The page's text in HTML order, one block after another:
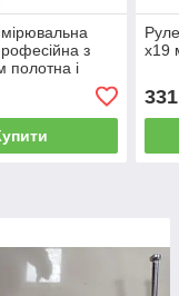
з
полотна і
PMT-
х19
331